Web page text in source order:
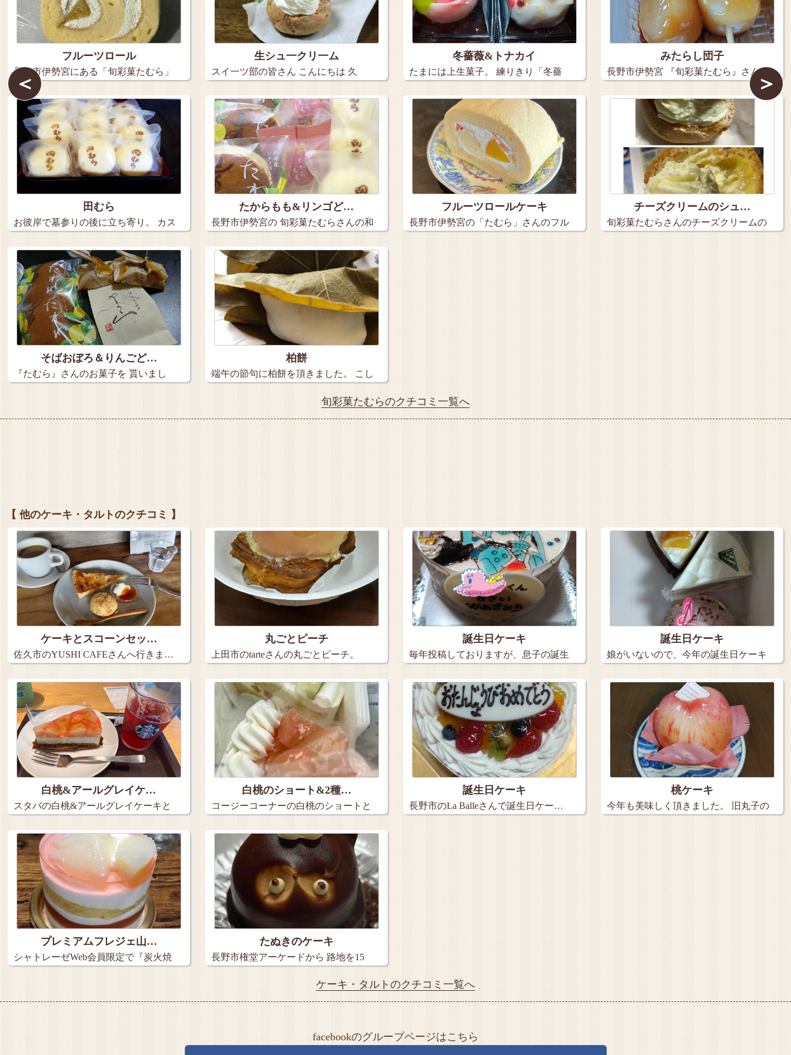
＜ ＞
フルーツロール
長野市伊勢宮にある「旬彩菓たむら」
へ行っ…
生シュ一クリ一ム
スイ一ツ部の皆さん こんにちは 久
冬薔薇&トナカイ
たまには上生菓子。 練りきり「冬薔
みたらし団子
長野市伊勢宮 『旬彩菓たむら』さん
田むら
お彼岸で墓参りの後に立ち寄り。 カス
たからもも&リンゴど…
長野市伊勢宮の 旬彩菓たむらさんの和
フルーツロールケーキ
長野市伊勢宮の「たむら」さんのフル
チーズクリームのシュ…
旬彩菓たむらさんのチーズクリームの
そばおぼろ＆りんごど…
『たむら』さんのお菓子を 貰いまし
柏餅
端午の節句に柏餅を頂きました。 こし
旬彩菓たむらのクチコミ一覧へ
【 他のケーキ・タルトのクチコミ 】
ケーキとスコーンセッ…
佐久市のYUSHI CAFEさんへ行きま…
丸ごとピーチ
上田市のtarteさんの丸ごとピーチ。
誕生日ケーキ
毎年投稿しておりますが、息子の誕生
誕生日ケーキ
娘がいないので、今年の誕生日ケーキ
白桃&アールグレイケ…
スタバの白桃&アールグレイケーキと
白桃のショート&2種…
コージーコーナーの白桃のショートと
誕生日ケーキ
長野市のLa Balleさんで誕生日ケー…
桃ケーキ
今年も美味しく頂きました。 旧丸子の
プレミアムフレジェ山…
シャトレーゼWeb会員限定で『炭火焼
たぬきのケーキ
長野市権堂アーケードから 路地を15
ケーキ・タルトのクチコミ一覧へ
facebookのグループページはこちら